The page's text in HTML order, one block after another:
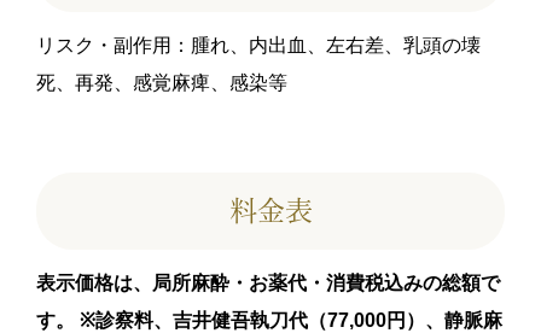
リスク・副作用：腫れ、内出血、左右差、乳頭の壊
死、再発、感覚麻痺、感染等
料金表
表示価格は、局所麻酔・お薬代・消費税込みの総額で
す。
※診察料、吉井健吾執刀代（77,000円）、静脈麻